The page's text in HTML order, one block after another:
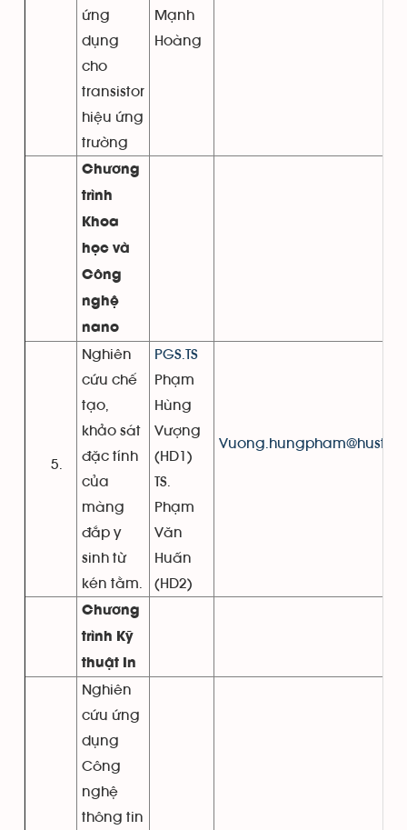
ứng
dụng
cho
transistor
hiệu ứng
trường
Mạnh
Hoàng
Chương
trình
Khoa
học và
Công
nghệ
nano
Nghiên
cứu chế
tạo,
khảo sát
đặc tính
của
màng
đắp y
sinh từ
kén tằm.
PGS.TS
Phạm
Hùng
Vượng
(HD1)
TS.
Phạm
Văn
Huấn
(HD2)
Chương
trình Kỹ
thuật In
Nghiên
cứu ứng
dụng
Công
nghệ
thông tin